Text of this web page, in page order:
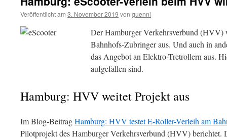
Veröffentlicht am 3. November 2019 von guenni
Der Hamburger Verkehrsverbund (HVV)
Bahnhofs-Zubringer aus. Und auch in
das Angebot an Elektro-Tretrollern aus.
aufgefallen sind.
Hamburg: HVV weitet Projekt aus
Im Blog-BeitragHamburg: HVV testet E-Roller-Verleih am
Pilotprojekt des Hamburger Verkehrsverbund (HVV)